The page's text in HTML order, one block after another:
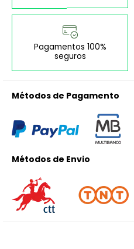
Pagamentos 100%
seguros
Métodos de Pagamento
Métodos de Envio